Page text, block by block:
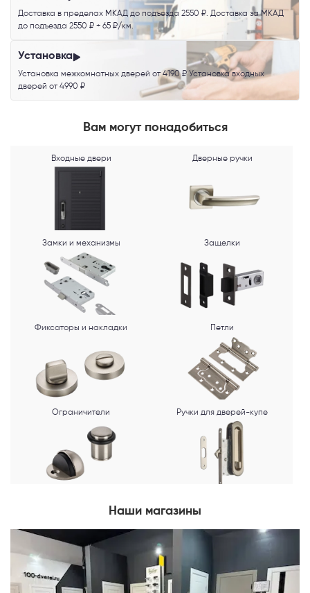
Доставка в пределах МКАД до подъезда 2550 ₽. Доставка за МКАД
до подъезда 2550 ₽ + 65 ₽/км.
Установка
Установка межкомнатных дверей от 4190 ₽ Установка входных
дверей от 4990 ₽
Вам могут понадобиться
Входные двери Дверные ручки
Замки и механизмы Защелки
Фиксаторы и накладки Петли
Ограничители Ручки для дверей-купе
Наши магазины
Телефон
Выберите способ связи
Перезвонить
и даю
обработку персональных данных